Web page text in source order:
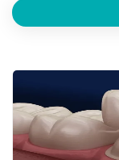
الأسنان
والتقنيات،
علاجية آمنة
والتجميلي في
النتائج